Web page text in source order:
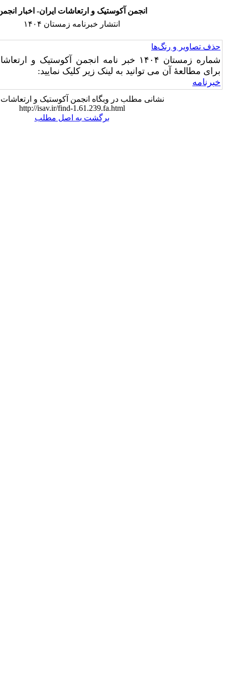
آکوستیک و ارتعاشات ایران- اخبار انجمن
شماره زمستان ۱۴۰۴ خبر نامه انجمن آکوستیک و ارتعاشات ایران منتشر شد.
به لینک زیر کلیک نمایید:
مطلب در وبگاه انجمن آکوستیک و ارتعاشات ایران:
http://isav.ir/find-1.61.239.fa.html